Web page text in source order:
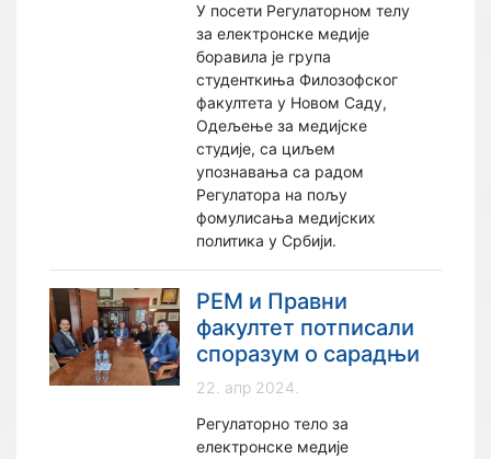
У посети Регулаторном телу
за електронске медије
боравила је група
студенткиња Филозофског
факултета у Новом Саду,
Одељењe за медијске
студије, са циљем
упознавања са радом
Регулатора на пољу
фомулисања медијских
политика у Србији.
РЕМ и Правни
факултет потписали
споразум о сарадњи
22. апр 2024.
Регулаторно тело за
електронске медије